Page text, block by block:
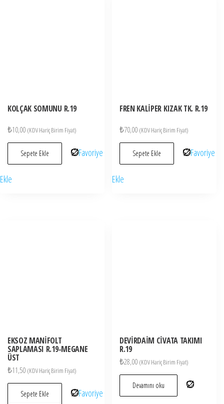
KOLÇAK SOMUNU R.19
₺10,00 (KDV Hariç Birim Fiyat)
Sepete Ekle Favoriye
Ekle
FREN KALİPER KIZAK TK. R.19
₺70,00 (KDV Hariç Birim Fiyat)
Sepete Ekle Favoriye
Ekle
EKSOZ MANİFOLT
SAPLAMASI R.19-MEGANE
ÜST
₺11,50 (KDV Hariç Birim Fiyat)
Sepete Ekle Favoriye
DEVİRDAİM CİVATA TAKIMI
R.19
₺28,00 (KDV Hariç Birim Fiyat)
Devamını oku